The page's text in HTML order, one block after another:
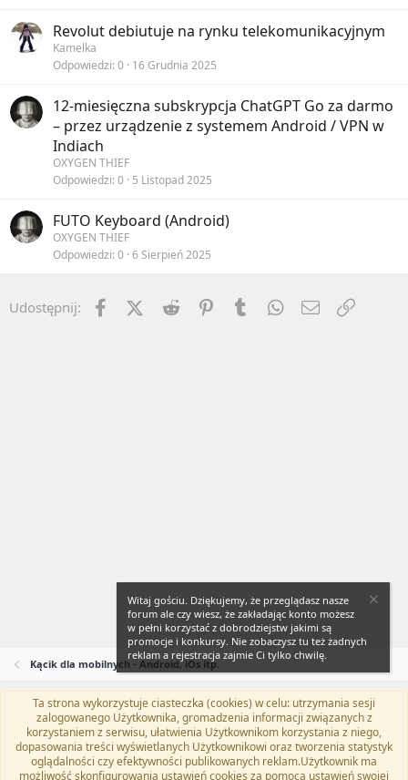
Revolut debiutuje na rynku telekomunikacyjnym
Kamelka
Odpowiedzi 0 16 Grudnia 2025
12-miesięczna subskrypcja ChatGPT Go za darmo
– przez urządzenie z systemem Android / VPN w
Indiach
OXYGEN THIEF
Odpowiedzi 0 5 Listopad 2025
FUTO Keyboard (Android)
OXYGEN THIEF
Odpowiedzi 0 6 Sierpień 2025
Udostępnij: FacebookX (Twitter)
Reddit PinterestTumblr WhatsApp
Email
Kącik dla mobilnych - Android, iOs itp.
Flat Awesome + (Parent DO NOT EDIT)
Polski (PL)
Kontakt
Regulamin Polityka prywatności Pomoc
TwitterKontakt
RSS
Witaj gościu. Dziękujemy, że przeglądasz nasze
forum ale czy wiesz, że zakładając konto możesz
w pełni korzystać z dobrodziejstw jakimi są
promocje i konkursy. Nie zobaczysz tu też żadnych
reklam a rejestracja zajmie Ci tylko chwilę.
Ta strona wykorzystuje ciasteczka (cookies) w celu: utrzymania sesji
zalogowanego Użytkownika, gromadzenia informacji związanych z
korzystaniem z serwisu, ułatwienia Użytkownikom korzystania z niego,
dopasowania treści wyświetlanych Użytkownikowi oraz tworzenia statystyk
oglądalności czy efektywności publikowanych reklam.Użytkownik ma
możliwość skonfigurowania ustawień cookies za pomocą ustawień swojej